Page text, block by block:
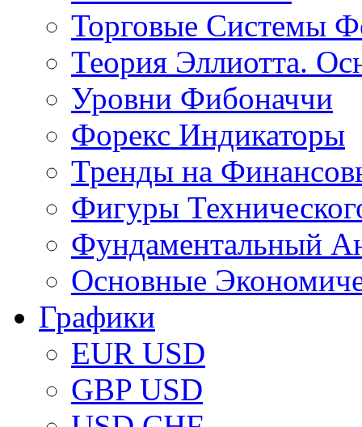
Торговые Системы
Теория Эллиотта.
Уровни Фибоначчи
Форекс Индикаторы
Тренды на
Фигуры
Фундаментальный
Основные
Графики
EUR USD
GBP USD